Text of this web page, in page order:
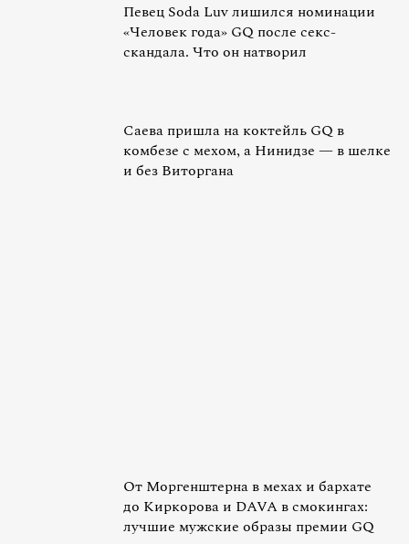
Певец Soda Luv лишился номинации
«Человек года» GQ после секс-
скандала. Что он натворил
Саева пришла на коктейль GQ в
комбезе с мехом, а Нинидзе — в шелке
и без Виторгана
От Моргенштерна в мехах и бархате
до Киркорова и DAVA в смокингах:
лучшие мужские образы премии GQ